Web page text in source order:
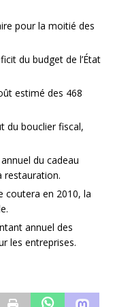
pour la moitié des
du budget de l’État
estimé des 468
du bouclier fiscal,
annuel du cadeau
restauration.
coutera en 2010, la
annuel des
les entreprises.